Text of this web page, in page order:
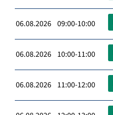
06.08.2026 09:00-10:00
06.08.2026 10:00-11:00
06.08.2026 11:00-12:00